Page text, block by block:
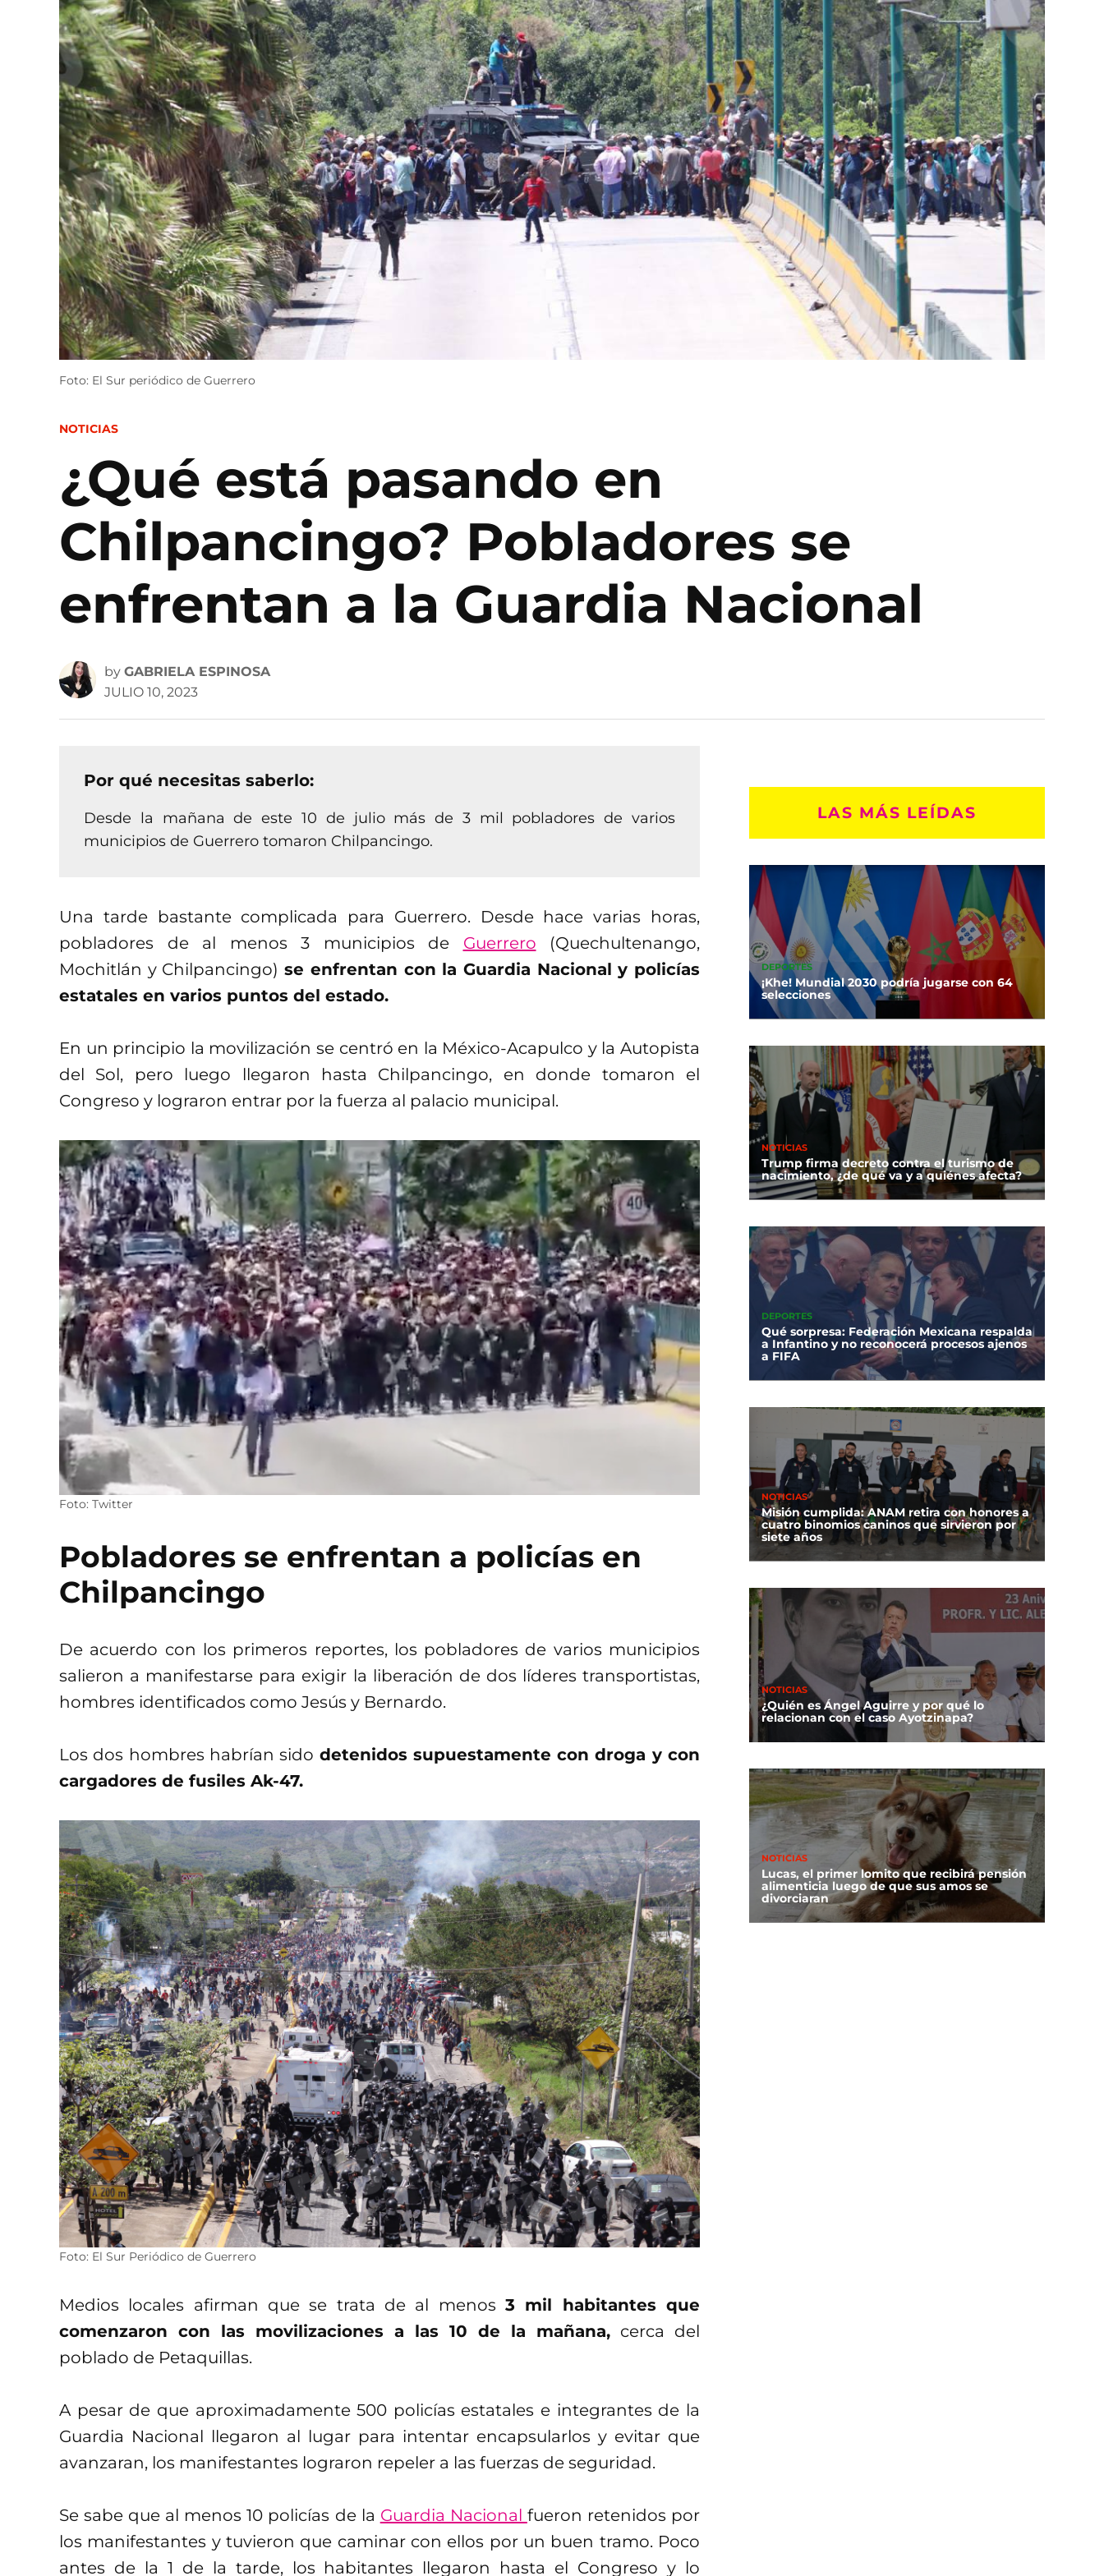
Foto: El Sur periódico de Guerrero
POSTED
NOTICIAS
¿Qué está pasando en
Chilpancingo? Pobladores se
enfrentan a la Guardia Nacional
by GABRIELA ESPINOSA
JULIO 10, 2023
Por qué necesitas saberlo:
Desde la mañana de este 10 de julio más de 3 mil pobladores de varios
municipios de Guerrero tomaron Chilpancingo.
Una tarde bastante complicada para Guerrero. Desde hace varias horas,
pobladores de al menos 3 municipios de Guerrero (Quechultenango,
Mochitlán y Chilpancingo)se enfrentan con la Guardia Nacional y policías
estatales en varios puntos del estado.
En un principio la movilización se centró en la México-Acapulco y la Autopista
del Sol, pero luego llegaron hasta Chilpancingo, en donde tomaron el
Congreso y lograron entrar por la fuerza al palacio municipal.
Foto: Twitter
Pobladores se enfrentan a policías en
Chilpancingo
De acuerdo con los primeros reportes, los pobladores de varios municipios
salieron a manifestarse para exigir la liberación de dos líderes transportistas,
hombres identificados como Jesús y Bernardo.
Los dos hombres habrían sido detenidos supuestamente con droga y con
cargadores de fusiles Ak-47.
Foto: El Sur Periódico de Guerrero
Medios locales afirman que se trata de al menos 3 mil habitantes que
comenzaron con las movilizaciones a las 10 de la mañana, cerca del
poblado de Petaquillas.
A pesar de que aproximadamente 500 policías estatales e integrantes de la
Guardia Nacional llegaron al lugar para intentar encapsularlos y evitar que
avanzaran, los manifestantes lograron repeler a las fuerzas de seguridad.
Se sabe que al menos 10 policías de la Guardia Nacional fueron retenidos por
los manifestantes y tuvieron que caminar con ellos por un buen tramo. Poco
antes de la 1 de la tarde, los habitantes llegaron hasta el Congreso y lo
LAS MÁS LEÍDAS
DEPORTES
¡Khe! Mundial 2030 podría jugarse con 64
selecciones
NOTICIAS
Trump firma decreto contra el turismo de
nacimiento, ¿de qué va y a quiénes afecta?
DEPORTES
Qué sorpresa: Federación Mexicana respalda
a Infantino y no reconocerá procesos ajenos
a FIFA
NOTICIAS
Misión cumplida: ANAM retira con honores a
cuatro binomios caninos que sirvieron por
siete años
NOTICIAS
¿Quién es Ángel Aguirre y por qué lo
relacionan con el caso Ayotzinapa?
NOTICIAS
Lucas, el primer lomito que recibirá pensión
alimenticia luego de que sus amos se
divorciaran